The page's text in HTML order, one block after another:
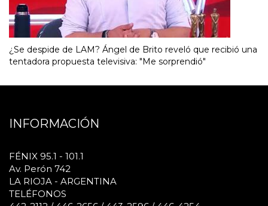
¿Se despide de LAM? Ángel de Brito reveló que recibió una
tentadora propuesta televisiva: "Me sorprendió"
INFORMACIÓN
FÉNIX 95.1 - 101.1
Av. Perón 742
LA RIOJA - ARGENTINA
TELÉFONOS